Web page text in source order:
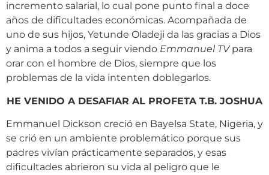
incremento salarial, lo cual pone punto final a doce
años de dificultades económicas. Acompañada de
uno de sus hijos, Yetunde Oladeji da las gracias a Dios
y anima a todos a seguir viendo Emmanuel TVpara
orar con el hombre de Dios, siempre que los
problemas de la vida intenten doblegarlos.
HE VENIDO A DESAFIAR AL PROFETA T.B. JOSHUA
Emmanuel Dickson creció en Bayelsa State, Nigeria, y
se crió en un ambiente problemático porque sus
padres vivían prácticamente separados, y esas
dificultades abrieron su vida al peligro que le